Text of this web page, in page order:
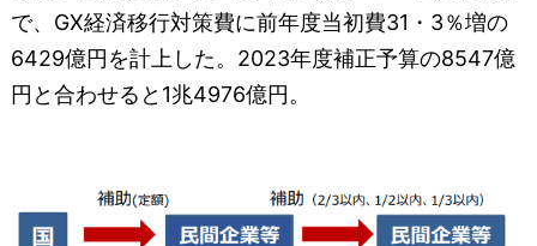
で、GX経済移行対策費に前年度当初費31・3％増の
6429億円を計上した。2023年度補正予算の8547億
円と合わせると1兆4976億円。